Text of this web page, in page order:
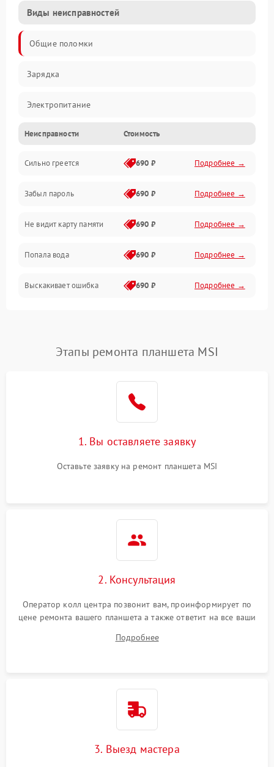
Виды неисправностей
Общие поломки
Зарядка
Электропитание
Экран и изображение
Дисплей
Экран (дисплей)
Связь
Разговор (микрофон, динамик)
Перегрев и нестабильная работа
Сеть и интернет
Память и данные
Режим работы
Питание и аккумулятор
Неисправности Стоимость
Сильно греется 690 ₽ Подробнее →
Забыл пароль 690 ₽ Подробнее →
Не видит карту памяти 690 ₽ Подробнее →
Попала вода 690 ₽ Подробнее →
Выскакивает ошибка 690 ₽ Подробнее →
Этапы ремонта планшета MSI
1. Вы оставляете заявку
Оставьте заявку на ремонт планшета MSI
2. Консультация
Оператор колл центра позвонит вам, проинформирует по
цене ремонта вашего планшета а также ответит на все ваши
Подробнее
3. Выезд мастера